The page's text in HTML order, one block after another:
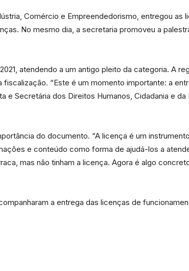
Comércio e Empreendedorismo, entregou as
No mesmo dia, a secretaria promoveu a
atendendo a um antigo pleito da categoria. A
“Este é um momento importante: a
Secretária dos Direitos Humanos, Cidadania e da
do documento. “A licença é um
e conteúdo como forma de ajudá-los a
mas não tinham a licença. Agora é algo
a entrega das licenças de